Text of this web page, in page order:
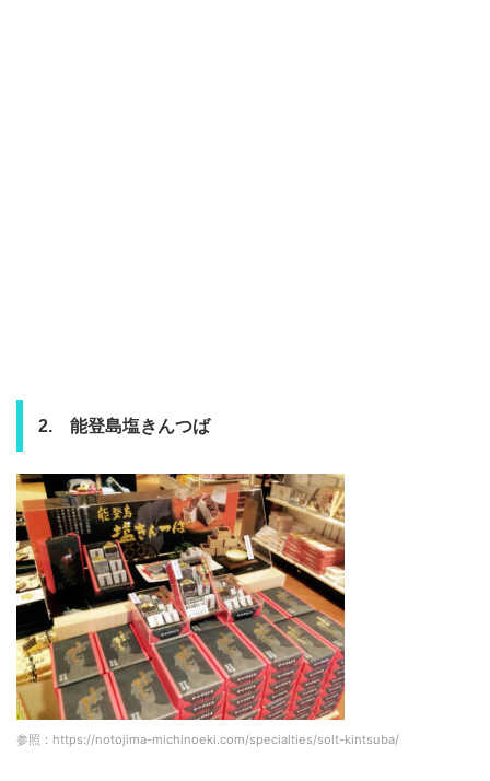
2. 能登島塩きんつば
参照：https://notojima-michinoeki.com/specialties/solt-kintsuba/